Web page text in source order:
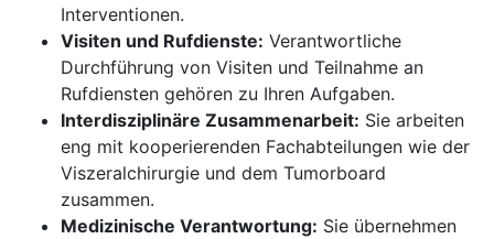
Interventionen.
Visiten und Rufdienste: Verantwortliche
Durchführung von Visiten und Teilnahme an
Rufdiensten gehören zu Ihren Aufgaben.
Interdisziplinäre Zusammenarbeit: Sie arbeiten
eng mit kooperierenden Fachabteilungen wie der
Viszeralchirurgie und dem Tumorboard
zusammen.
Medizinische Verantwortung: Sie übernehmen